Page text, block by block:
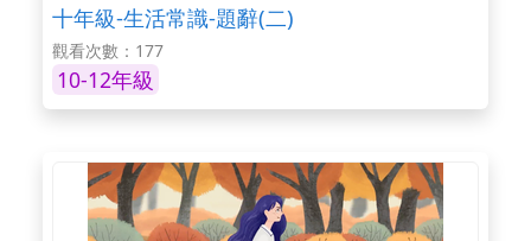
十年級-生活常識-題辭(二)
觀看次數：177
10-12年級